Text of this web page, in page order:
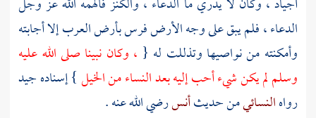
الدعاء ، فلم يبق على وجه الأرض فرس بأرضالعربإلا أجابته
وأمكنته من نواصيها وتذللت له { ، وكان نبينا صلى الله عليه
وسلم لم يكن شيء أحب إليه بعد النساء من الخيل} إسناده جيد
رواهالنسائيمن حديثأنسرضي الله عنه .